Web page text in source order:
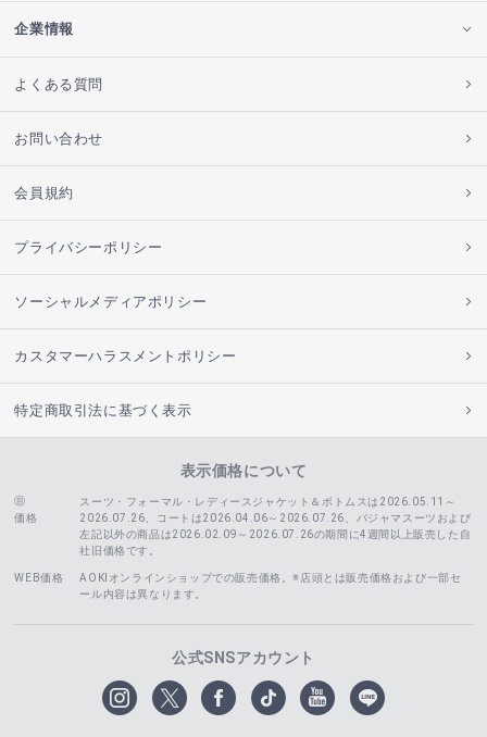
企業情報
よくある質問
お問い合わせ
会員規約
プライバシーポリシー
ソーシャルメディアポリシー
カスタマーハラスメントポリシー
特定商取引法に基づく表示
表示価格について
価格
スーツ・フォーマル・レディースジャケット＆ボトムスは2026.05.11～
2026.07.26、コートは2026.04.06～2026.07.26、
パジャマスーツおよび
左記以外の商品は2026.02.09～2026.07.26の期間に4週間以上販売した自
社旧価格です。
WEB価格
AOKIオンラインショップでの販売価格。※店頭とは販売価格および一部セ
ール内容は異なります。
公式SNSアカウント